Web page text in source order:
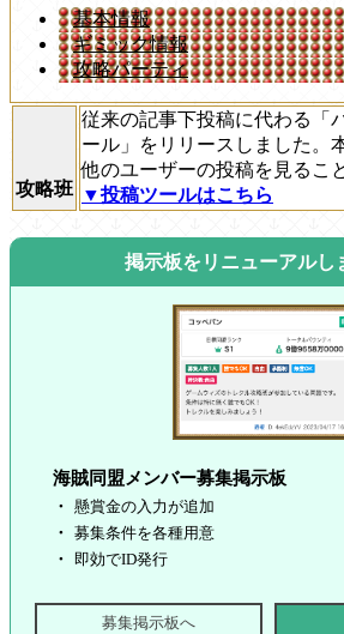
基本情報
ギミック情報
攻略パーティ
攻略班
従来の記事下投稿に代わる「
ール」をリリースしました。
他のユーザーの投稿を見るこ
▼投稿ツールはこちら
掲示板をリニューアルし
海賊同盟メンバー募集掲示板
懸賞金の入力が追加
募集条件を各種用意
即効でID発行
募集掲示板へ